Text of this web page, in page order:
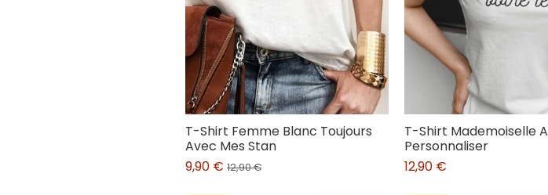
T-Shirt Femme Blanc Toujours
Avec Mes Stan
9,90 € 12,90 €
T-Shirt Mademoiselle A
Personnaliser
12,90 €